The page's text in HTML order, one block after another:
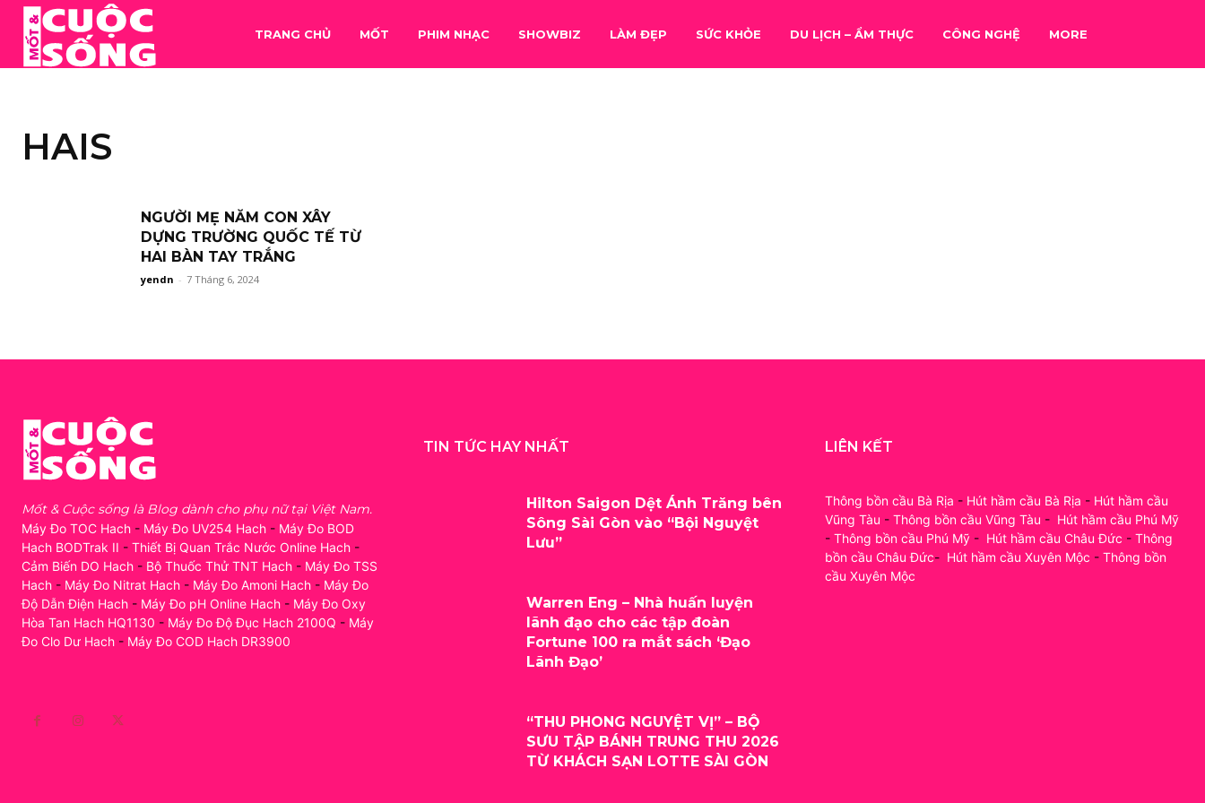
TRANG CHỦ MỐT PHIM NHẠC SHOWBIZ LÀM ĐẸP SỨC KHỎE DU LỊCH – ẨM THỰC CÔNG NGHỆ MORE
HAIS
NGƯỜI MẸ NĂM CON XÂY
DỰNG TRƯỜNG QUỐC TẾ TỪ
HAI BÀN TAY TRẮNG
yendn - 7 Tháng 6, 2024
Mốt & Cuộc sống là Blog dành cho phụ nữ tại Việt Nam.
Máy Đo TOC Hach - Máy Đo UV254 Hach - Máy Đo BOD
Hach BODTrak II - Thiết Bị Quan Trắc Nước Online Hach -
Cảm Biến DO Hach - Bộ Thuốc Thử TNT Hach - Máy Đo TSS
Hach - Máy Đo Nitrat Hach - Máy Đo Amoni Hach - Máy Đo
Độ Dẫn Điện Hach - Máy Đo pH Online Hach - Máy Đo Oxy
Hòa Tan Hach HQ1130 - Máy Đo Độ Đục Hach 2100Q - Máy
Đo Clo Dư Hach - Máy Đo COD Hach DR3900
TIN TỨC HAY NHẤT
Hilton Saigon Dệt Ánh Trăng bên
Sông Sài Gòn vào “Bội Nguyệt
Lưu”
Warren Eng – Nhà huấn luyện
lãnh đạo cho các tập đoàn
Fortune 100 ra mắt sách ‘Đạo
Lãnh Đạo’
“THU PHONG NGUYỆT VỊ” – BỘ
SƯU TẬP BÁNH TRUNG THU 2026
TỪ KHÁCH SẠN LOTTE SÀI GÒN
LIÊN KẾT
Thông bồn cầu Bà Rịa - Hút hầm cầu Bà Rịa - Hút hầm cầu
Vũng Tàu - Thông bồn cầu Vũng Tàu - Hút hầm cầu Phú Mỹ
- Thông bồn cầu Phú Mỹ - Hút hầm cầu Châu Đức - Thông
bồn cầu Châu Đức- Hút hầm cầu Xuyên Mộc - Thông bồn
cầu Xuyên Mộc